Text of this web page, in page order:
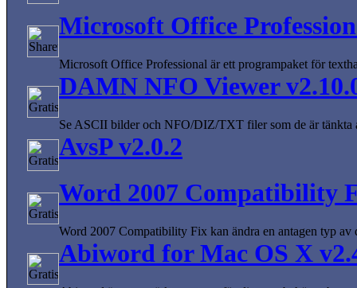
Microsoft Office
Microsoft Office Professional är ett programpaket för
DAMN NFO Viewer
Se ASCII bilder och NFO/DIZ/TXT filer som de är tänkta
AvsP v2.0.2
Word 2007 Compatibility
Word 2007 Compatibility Fix kan ändra en antagen typ
Abiword for Mac OS X